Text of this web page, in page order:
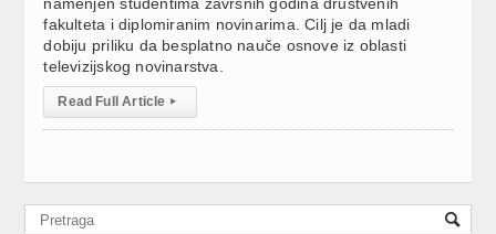
fakulteta i diplomiranim novinarima. Cilj je da mladi
dobiju priliku da besplatno nauče osnove iz oblasti
televizijskog novinarstva.
Read Full Article ▸